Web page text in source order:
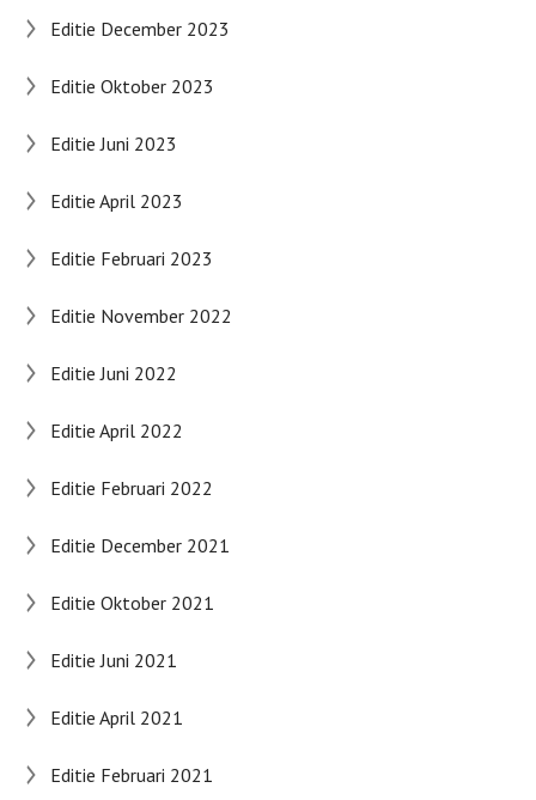
Editie December 2023
Editie Oktober 2023
Editie Juni 2023
Editie April 2023
Editie Februari 2023
Editie November 2022
Editie Juni 2022
Editie April 2022
Editie Februari 2022
Editie December 2021
Editie Oktober 2021
Editie Juni 2021
Editie April 2021
Editie Februari 2021